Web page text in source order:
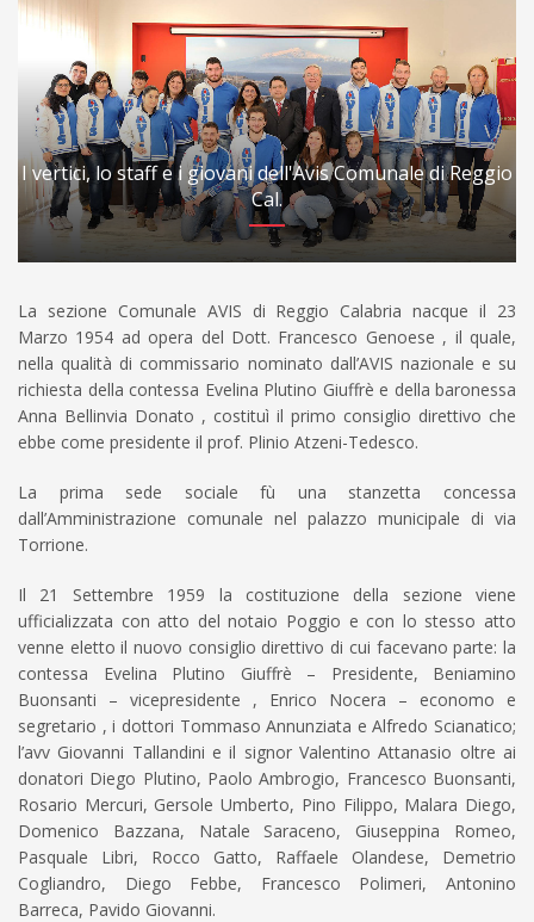
I vertici, lo staff e i giovani dell'Avis Comunale di Reggio
Cal.
La sezione Comunale AVIS di Reggio Calabria nacque il 23
Marzo 1954 ad opera del Dott. Francesco Genoese , il quale,
nella qualità di commissario nominato dall’AVIS nazionale e su
richiesta della contessa Evelina Plutino Giuffrè e della baronessa
Anna Bellinvia Donato , costituì il primo consiglio direttivo che
ebbe come presidente il prof. Plinio Atzeni-Tedesco.
La prima sede sociale fù una stanzetta concessa
dall’Amministrazione comunale nel palazzo municipale di via
Torrione.
Il 21 Settembre 1959 la costituzione della sezione viene
ufficializzata con atto del notaio Poggio e con lo stesso atto
venne eletto il nuovo consiglio direttivo di cui facevano parte: la
contessa Evelina Plutino Giuffrè – Presidente, Beniamino
Buonsanti – vicepresidente , Enrico Nocera – economo e
segretario , i dottori Tommaso Annunziata e Alfredo Scianatico;
l’avv Giovanni Tallandini e il signor Valentino Attanasio oltre ai
donatori Diego Plutino, Paolo Ambrogio, Francesco Buonsanti,
Rosario Mercuri, Gersole Umberto, Pino Filippo, Malara Diego,
Domenico Bazzana, Natale Saraceno, Giuseppina Romeo,
Pasquale Libri, Rocco Gatto, Raffaele Olandese, Demetrio
Cogliandro, Diego Febbe, Francesco Polimeri, Antonino
Barreca, Pavido Giovanni.